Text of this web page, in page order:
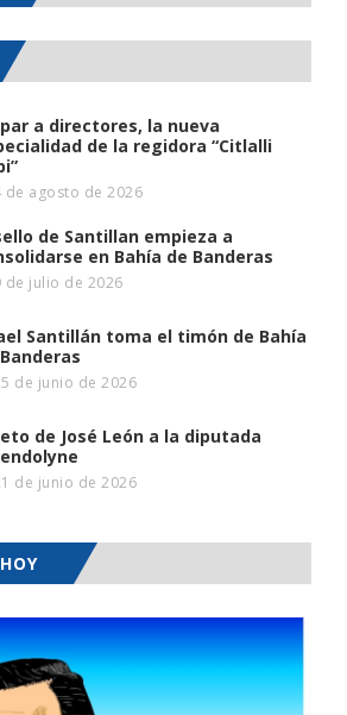
a directores, la nueva
de la regidora “Citlalli
de agosto de 2026
de Santillan empieza a
en Bahía de Banderas
de julio de 2026
Santillán toma el timón de Bahía
de junio de 2026
de José León a la diputada
de junio de 2026